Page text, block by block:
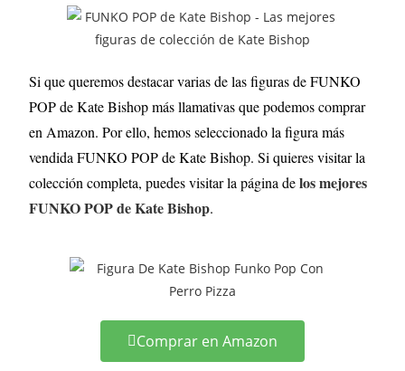
Si que queremos destacar varias de las figuras de FUNKO
POP de Kate Bishop más llamativas que podemos comprar
en Amazon. Por ello, hemos seleccionado la figura más
vendida FUNKO POP de Kate Bishop. Si quieres visitar la
colección completa, puedes visitar la página delos mejores
FUNKO POP de Kate Bishop.
Comprar en Amazon